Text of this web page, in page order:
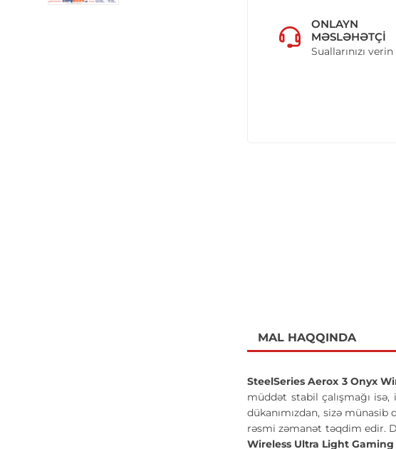
ONLAYN
MƏSLƏHƏTÇI
Suallarınızı verin
MAL HAQQINDA
SteelSeries Aerox 3 Onyx
müddət stabil çalışmağı
dükanımızdan, sizə münasib
rəsmi zəmanət təqdim edir.
Wireless Ultra Light Gaming